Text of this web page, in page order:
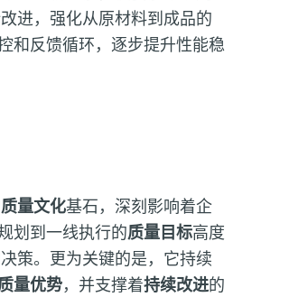
进，强化从原材料到成品的
和反馈循环，逐步提升性能稳
质量文化基石，深刻影响着企
划到一线执行的质量目标高度
策。更为关键的是，它持续
量优势，并支撑着持续改进的